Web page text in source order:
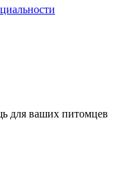
для ваших питомцев